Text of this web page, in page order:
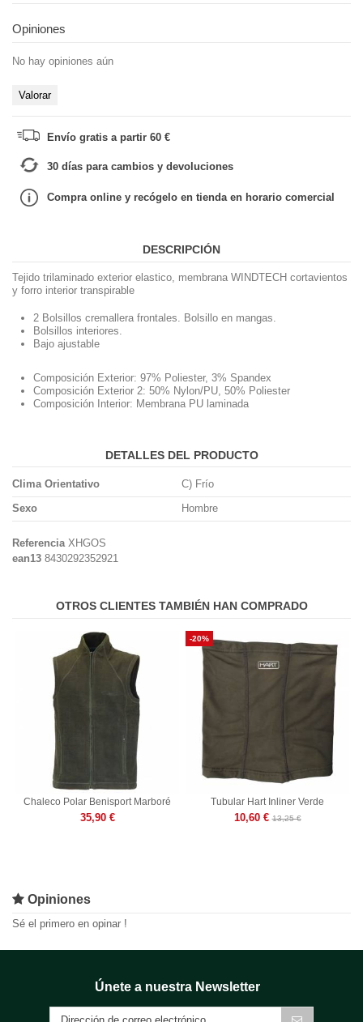
Opiniones
No hay opiniones aún
Valorar
Envío gratis a partir 60 €
30 días para cambios y devoluciones
Compra online y recógelo en tienda en horario comercial
DESCRIPCIÓN
Tejido trilaminado exterior elastico, membrana WINDTECH cortavientos
y forro interior transpirable
2 Bolsillos cremallera frontales. Bolsillo en mangas.
Bolsillos interiores.
Bajo ajustable
Composición Exterior: 97% Poliester, 3% Spandex
Composición Exterior 2: 50% Nylon/PU, 50% Poliester
Composición Interior: Membrana PU laminada
DETALLES DEL PRODUCTO
Clima Orientativo
C) Frío
Sexo
Hombre
Referencia XHGOS
ean13 8430292352921
OTROS CLIENTES TAMBIÉN HAN COMPRADO
Chaleco Polar Benisport Marboré
35,90 €
-20%
Tubular Hart Inliner Verde
10,60 € 13,25 €
Opiniones
Sé el primero en opinar !
Únete a nuestra Newsletter